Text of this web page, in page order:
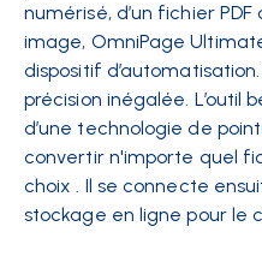
numérisé, d’un fichier
image, OmniPage
dispositif d’automatisation.
précision inégalée.
d’une technologie de
convertir n'importe quel
choix . Il se connecte
stockage en ligne pour le